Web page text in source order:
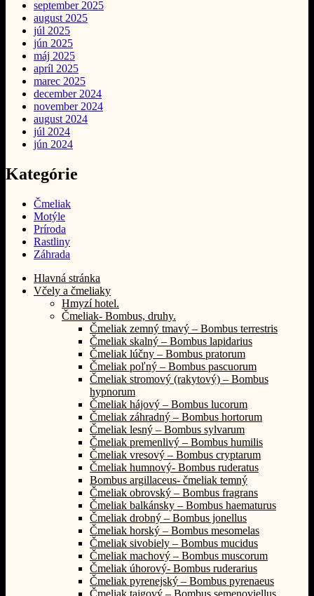
september 2025
august 2025
júl 2025
jún 2025
máj 2025
apríl 2025
marec 2025
december 2024
november 2024
august 2024
júl 2024
jún 2024
Kategórie
Čmeliak
Motýle
Príroda
Rastliny
Záhrada
Hlavná stránka
Včely a čmeliaky
Hmyzí hotel.
Čmeliak- Bombus, druhy.
Čmeliak zemný tmavý – Bombus terrestris
Čmeliak skalný – Bombus lapidarius
Čmeliak lúčny – Bombus pratorum
Čmeliak poľný – Bombus pascuorum
Čmeliak stromový (rakytový) – Bombus
hypnorum
Čmeliak hájový – Bombus lucorum
Čmeliak záhradný – Bombus hortorum
Čmeliak lesný – Bombus sylvarum
Čmeliak premenlivý – Bombus humilis
Čmeliak vresový – Bombus cryptarum
Čmeliak humnový- Bombus ruderatus
Bombus argillaceus- čmeliak temný
Čmeliak obrovský – Bombus fragrans
Čmeliak balkánsky – Bombus haematurus
Čmeliak drobný – Bombus jonellus
Čmeliak horský – Bombus mesomelas
Čmeliak sivobiely – Bombus mucidus
Čmeliak machový – Bombus muscorum
Čmeliak úhorový- Bombus ruderarius
Čmeliak pyrenejský – Bombus pyrenaeus
Čmeliak tajgový – Bombus semenoviellus